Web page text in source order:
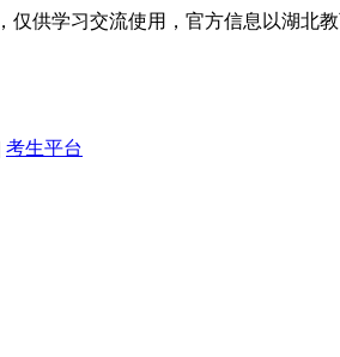
供学习交流使用，官方信息以湖北教
考生平台